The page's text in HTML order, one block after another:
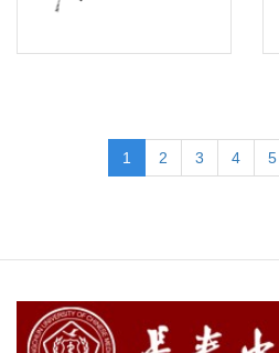
1 2 3 4 5